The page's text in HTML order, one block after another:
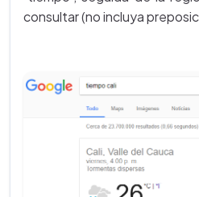
consultar (no incluya